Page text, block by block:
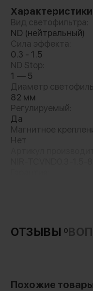
плотности
маркировку
Характеристики
Вид светофильтра:
ND (нейтральный)
Сила эффекта:
0.3 - 1.5
ND Stop:
1 — 5
Диаметр
82 мм
Регулируемый:
Да
Магнитное
Нет
ОТЗЫВЫ 0
Похожие